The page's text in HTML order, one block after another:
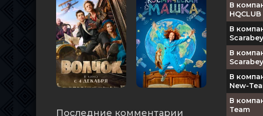
Последние комментарии
В
HQCLUB
В
Scarabey
В
Scarabey
В
New-
В
Team